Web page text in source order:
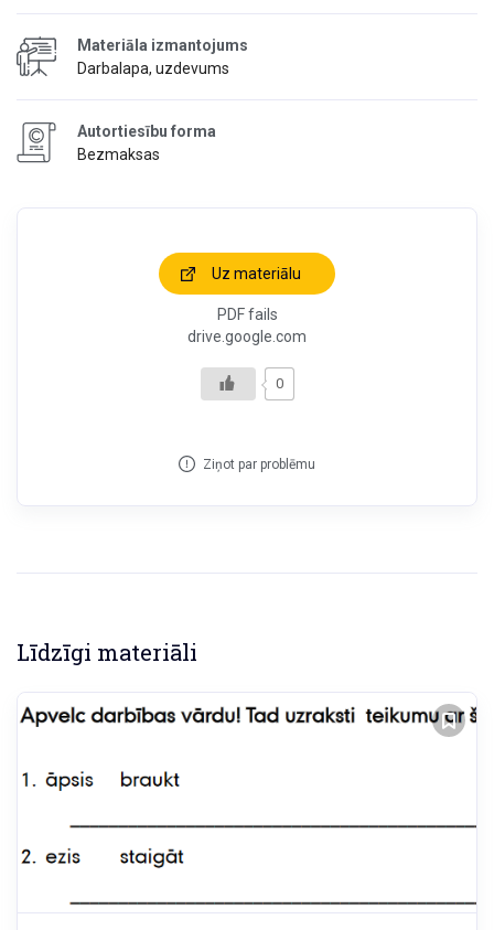
Materiāla izmantojums
Darbalapa, uzdevums
Autortiesību forma
Bezmaksas
Uz materiālu
PDF fails
drive.google.com
0
Ziņot par problēmu
Līdzīgi materiāli